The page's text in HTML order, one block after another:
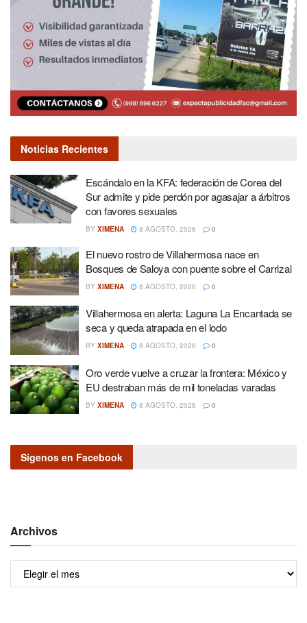
Noticias Recientes
Escándalo en la KFA: federación de Corea del
Sur admite y pide perdón por agasajar a árbitros
con favores sexuales
BY XIMENA 8 AGOSTO, 2026 0
El nuevo rostro de Villahermosa nace en
Bosques de Saloya con puente sobre el Carrizal
BY XIMENA 8 AGOSTO, 2026 0
Villahermosa en alerta: Laguna La Encantada se
seca y queda atrapada en el lodo
BY XIMENA 8 AGOSTO, 2026 0
Oro verde vuelve a cruzar la frontera: México y
EU destraban más de mil toneladas varadas
BY XIMENA 8 AGOSTO, 2026 0
Sígenos en Facebook
Archivos
Archivos